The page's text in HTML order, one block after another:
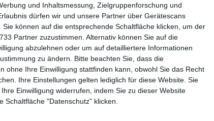
und Inhaltsmessung, Zielgruppenforschung und
dürfen wir und unsere Partner über Gerätescans
können auf die entsprechende Schaltfläche klicken, um der
Partner zuzustimmen. Alternativ können Sie auf die
abzulehnen oder um auf detailliertere Informationen
zu ändern.
Bitte beachten Sie, dass die
ohne Ihre Einwilligung stattfinden kann, obwohl Sie das Recht
Ihre Einstellungen gelten lediglich für diese Website. Sie
Einwilligung widerrufen, indem Sie zu dieser Website
"Datenschutz" klicken.
TradingView verfolgen.